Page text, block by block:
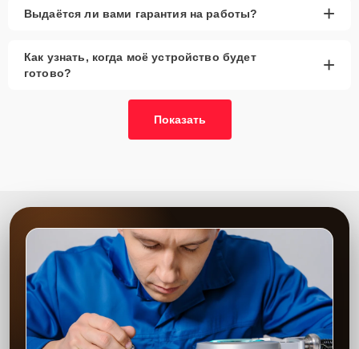
Выдаётся ли вами гарантия на работы? +
Как узнать, когда моё устройство будет
готово?
+
Показать